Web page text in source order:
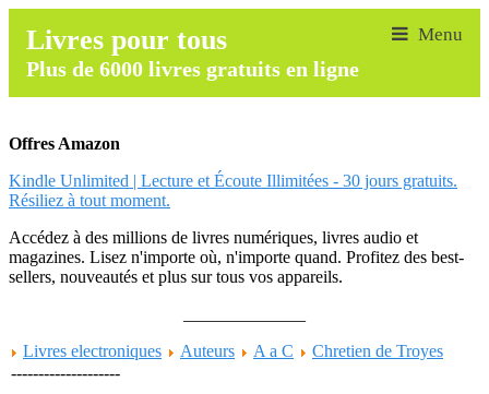
Livres pour tous
Plus de 6000 livres gratuits en ligne
Offres Amazon
Kindle Unlimited | Lecture et Écoute Illimitées - 30 jours gratuits.
Résiliez à tout moment.
Accédez à des millions de livres numériques, livres audio et
magazines. Lisez n'importe où, n'importe quand. Profitez des best-
sellers, nouveautés et plus sur tous vos appareils.
Livres electroniques
Auteurs A a C
Chretien de Troyes
--------------------